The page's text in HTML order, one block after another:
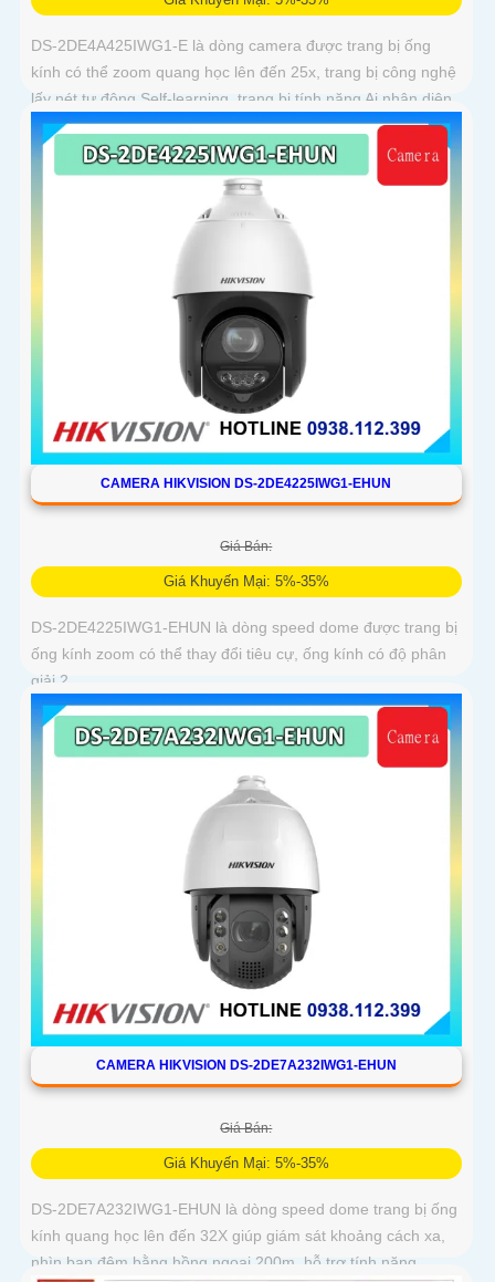
DS-2DE4A425IWG1-E là dòng camera được trang bị ống
kính có thể zoom quang học lên đến 25x, trang bị công nghệ
lấy nét tự động Self-learning, trang bị tính năng Ai nhận diện
chính xác tích hợp AcuSearch khi kết hợp chung với đầu ghi
hình, nhìn ban đêm bằng hồng ngoại 50m
CAMERA HIKVISION DS-2DE4225IWG1-EHUN
Giá Bán:
Giá Khuyến Mại: 5%-35%
DS-2DE4225IWG1-EHUN là dòng speed dome được trang bị
ống kính zoom có thể thay đổi tiêu cự, ống kính có độ phân
giải 2
CAMERA HIKVISION DS-2DE7A232IWG1-EHUN
Giá Bán:
Giá Khuyến Mại: 5%-35%
DS-2DE7A232IWG1-EHUN là dòng speed dome trang bị ống
kính quang học lên đến 32X giúp giám sát khoảng cách xa,
nhìn ban đêm bằng hồng ngoại 200m, hỗ trợ tính năng